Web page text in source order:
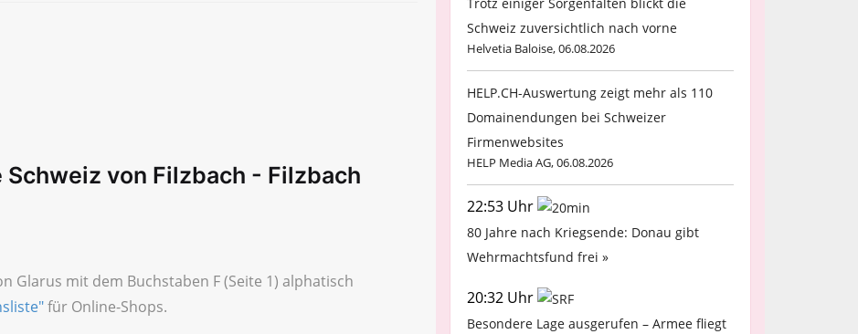
von Filzbach - Filzbach
Glarus mit dem Buchstaben F (Seite 1) alphatisch
für Online-Shops.
Schweiz zuversichtlich nach vorne
Helvetia Baloise, 06.08.2026
HELP.CH-Auswertung zeigt mehr als 110
Domainendungen bei Schweizer
Firmenwebsites
HELP Media AG, 06.08.2026
22:53 Uhr
80 Jahre nach Kriegsende: Donau gibt
Wehrmachtsfund frei »
20:32 Uhr
Besondere Lage ausgerufen – Armee fliegt